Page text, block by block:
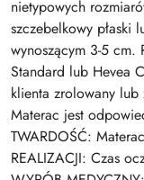
nietypowych
szczebelkowy płaski
wynoszącym 3-5 cm.
Standard lub Hevea
klienta zrolowany lub
Materac jest
TWARDOŚĆ:
REALIZACJI: Czas